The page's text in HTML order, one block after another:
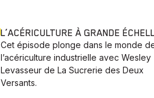
L’ACÉRICULTURE À GRANDE
Cet épisode plonge dans le monde
l’acériculture industrielle avec Wesley
Levasseur de La Sucrerie des Deux
Versants.